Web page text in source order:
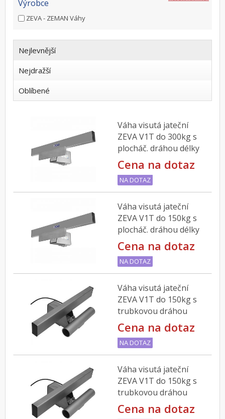
Výrobce
ZEVA - ZEMAN Váhy
Nejlevnější
Nejdražší
Oblíbené
Váha visutá jateční
ZEVA V1T do 300kg s
plocháč. dráhou délky
200mm
Cena na dotaz
NA DOTAZ
Váha visutá jateční
ZEVA V1T do 150kg s
plocháč. dráhou délky
200mm
Cena na dotaz
NA DOTAZ
Váha visutá jateční
ZEVA V1T do 150kg s
trubkovou dráhou
délky 300mm
Cena na dotaz
NA DOTAZ
Váha visutá jateční
ZEVA V1T do 150kg s
trubkovou dráhou
délky 200mm
Cena na dotaz